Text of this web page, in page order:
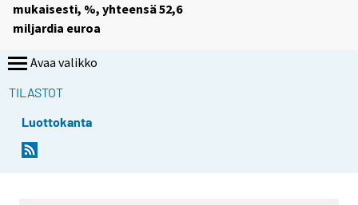
mukaisesti, %, yhteensä 52,6
miljardia euroa
Avaa valikko
TILASTOT
Luottokanta